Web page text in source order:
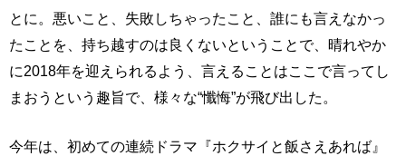
とに。悪いこと、失敗しちゃったこと、誰にも言えなかっ
たことを、持ち越すのは良くないということで、晴れやか
に2018年を迎えられるよう、言えることはここで言ってし
まおうという趣旨で、様々な“懺悔”が飛び出した。
今年は、初めての連続ドラマ『ホクサイと飯さえあれば』